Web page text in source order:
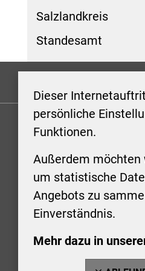
Dieser
persönliche
Funktionen.
Außerdem möchten
um statistische
Angebots zu
Einverständnis.
Mehr dazu in
Salzlandkreis
Standesamt
KONTAKT
Stadt Aschersleben
Markt 1
06449 Aschersleben
+49 3473 958-0
https://